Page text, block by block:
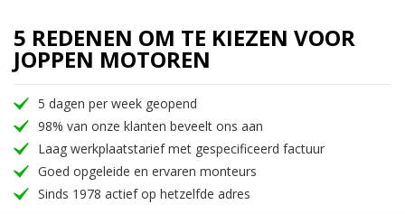
5 REDENEN OM TE KIEZEN VOOR
JOPPEN MOTOREN
5 dagen per week geopend
98% van onze klanten beveelt ons aan
Laag werkplaatstarief met gespecificeerd factuur
Goed opgeleide en ervaren monteurs
Sinds 1978 actief op hetzelfde adres